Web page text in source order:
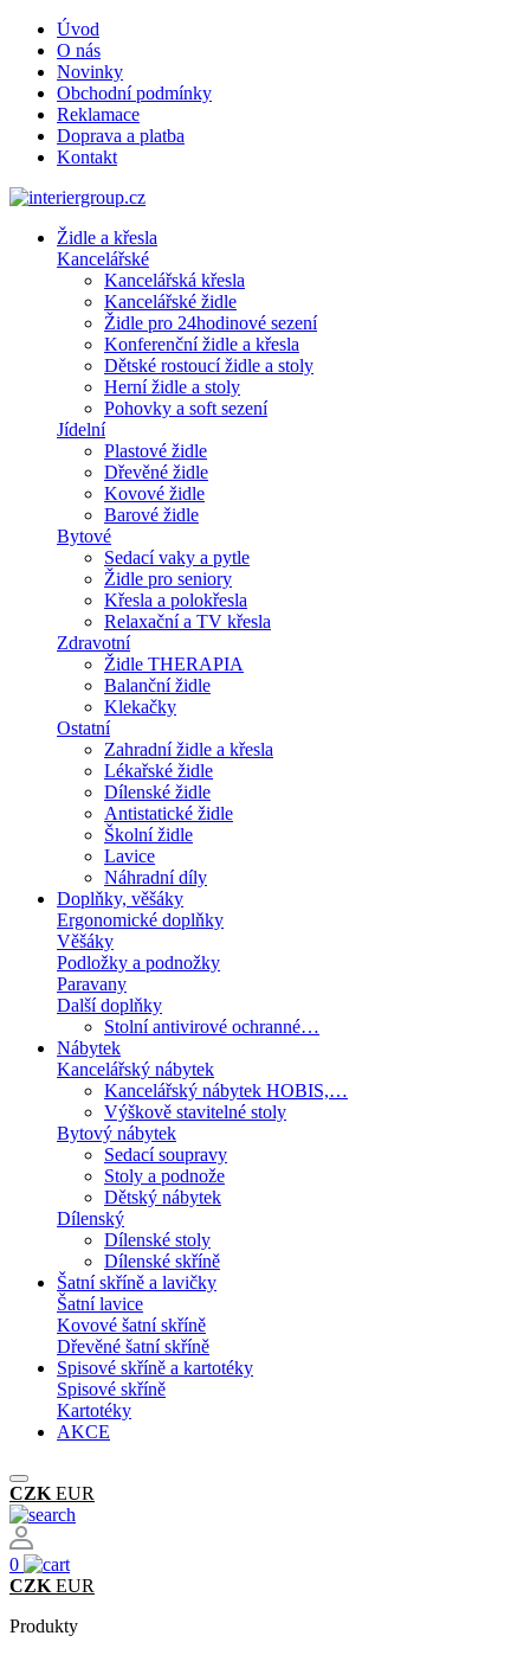
Úvod
O nás
Novinky
Obchodní podmínky
Reklamace
Doprava a platba
Kontakt
Židle a křesla
Kancelářské
Kancelářská křesla
Kancelářské židle
Židle pro 24hodinové sezení
Konferenční židle a křesla
Dětské rostoucí židle a stoly
Herní židle a stoly
Pohovky a soft sezení
Jídelní
Plastové židle
Dřevěné židle
Kovové židle
Barové židle
Bytové
Sedací vaky a pytle
Židle pro seniory
Křesla a polokřesla
Relaxační a TV křesla
Zdravotní
Židle THERAPIA
Balanční židle
Klekačky
Ostatní
Zahradní židle a křesla
Lékařské židle
Dílenské židle
Antistatické židle
Školní židle
Lavice
Náhradní díly
Doplňky, věšáky
Ergonomické doplňky
Věšáky
Podložky a podnožky
Paravany
Další doplňky
Stolní antivirové ochranné…
Nábytek
Kancelářský nábytek
Kancelářský nábytek HOBIS,…
Výškově stavitelné stoly
Bytový nábytek
Sedací soupravy
Stoly a podnože
Dětský nábytek
Dílenský
Dílenské stoly
Dílenské skříně
Šatní skříně a lavičky
Šatní lavice
Kovové šatní skříně
Dřevěné šatní skříně
Spisové skříně a kartotéky
Spisové skříně
Kartotéky
AKCE
CZK EUR
0
CZK EUR
Produkty